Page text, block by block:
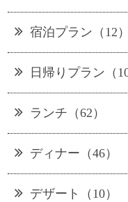
宿泊プラン（12）
日帰りプラン（10
ランチ（62）
ディナー（46）
デザート（10）